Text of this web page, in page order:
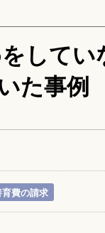
して
た事例
費の請求